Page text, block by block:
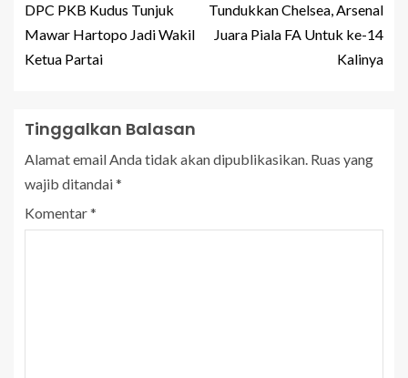
DPC PKB Kudus Tunjuk
Mawar Hartopo Jadi Wakil
Ketua Partai
Tundukkan Chelsea, Arsenal
Juara Piala FA Untuk ke-14
Kalinya
Tinggalkan Balasan
Alamat email Anda tidak akan dipublikasikan. Ruas yang
wajib ditandai*
Komentar*